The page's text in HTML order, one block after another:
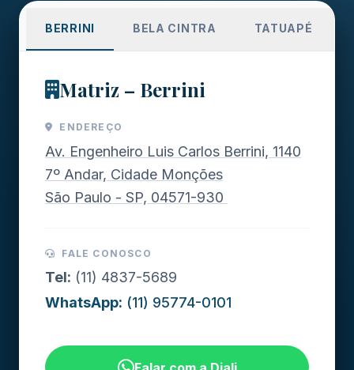
BERRINI BELA CINTRA TATUAPÉ
Matriz – Berrini
ENDEREÇO
Av. Engenheiro Luis Carlos Berrini, 1140
7º Andar, Cidade Monções
São Paulo - SP, 04571-930
FALE CONOSCO
Tel: (11) 4837-5689
WhatsApp: (11) 95774-0101